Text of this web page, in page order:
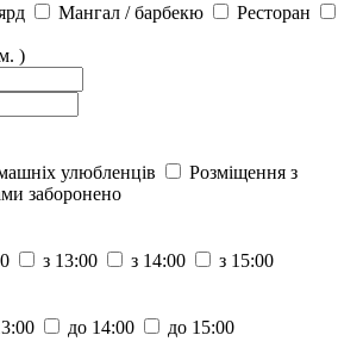
Мангал / барбекю
Ресторан
)
улюбленців
Розміщення з
заборонено
з 13:00 з 14:00
з 15:00
до 14:00
до 15:00